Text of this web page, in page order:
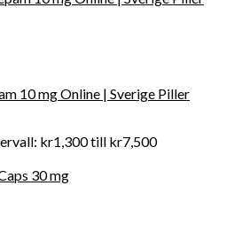
10 mg Online | Sverige Piller
kr1,300 till kr7,500